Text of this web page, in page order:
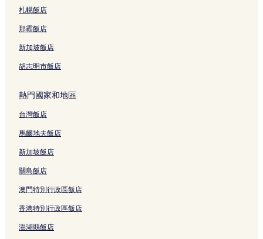
洞窟海灘飯店
弗萊徹飯店
華亞搭站附近的飯店
梅特蘭站附近的飯店
美特蘭飯店
海岸步道起點附近的飯店
威爾飯店
吉利比飯店
格陵蘭飯店
基思·塔洛克酒莊附近的飯店
維丁漢飯店
康柏飯店
札幌飯店
那霸飯店
新加坡飯店
胡志明市飯店
熱門國家和地區
台灣飯店
馬爾地夫飯店
新加坡飯店
關島飯店
澳門特別行政區飯店
香港特別行政區飯店
澎湖縣飯店